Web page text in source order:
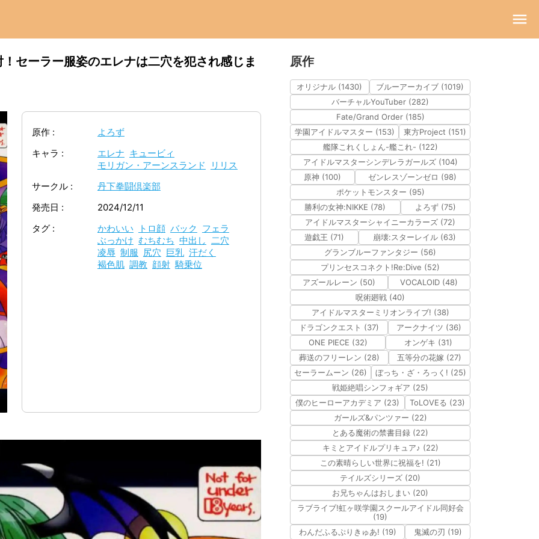
セーラー服姿のエレナは二穴を犯され感じま
原作
よろず
キャラ
エレナ キュービィ
モリガン・アーンスランド
リリス
サークル
丹下拳闘倶楽部
発売日
2024/12/11
タグ
かわいい トロ顔 バック フェラ
ぶっかけ むちむち 中出し 二穴
凌辱 制服 尻穴 巨乳 汗だく
褐色肌 調教 顔射 騎乗位
原作
オリジナル (1430)
ブルーアーカイブ (1019)
バーチャルYouTuber (282)
Fate/Grand Order (185)
学園アイドルマスター (153)
東方Project (151)
艦隊これくしょん-艦これ- (122)
アイドルマスターシンデレラガールズ (104)
原神 (100)
ゼンレスゾーンゼロ (98)
ポケットモンスター (95)
勝利の女神:NIKKE (78)
よろず (75)
アイドルマスターシャイニーカラーズ (72)
遊戯王 (71)
崩壊:スターレイル (63)
グランブルーファンタジー (56)
プリンセスコネクト!Re:Dive (52)
アズールレーン (50)
VOCALOID (48)
呪術廻戦 (40)
アイドルマスターミリオンライブ! (38)
ドラゴンクエスト (37)
アークナイツ (36)
ONE PIECE (32)
オンゲキ (31)
葬送のフリーレン (28)
五等分の花嫁 (27)
セーラームーン (26)
ぼっち・ざ・ろっく! (25)
戦姫絶唱シンフォギア (25)
僕のヒーローアカデミア (23)
ToLOVEる (23)
ガールズ&パンツァー (22)
とある魔術の禁書目録 (22)
キミとアイドルプリキュア♪ (22)
この素晴らしい世界に祝福を! (21)
テイルズシリーズ (20)
お兄ちゃんはおしまい (20)
ラブライブ!虹ヶ咲学園スクールアイドル同好会
(19)
わんだふるぷりきゅあ! (19)
鬼滅の刃 (19)